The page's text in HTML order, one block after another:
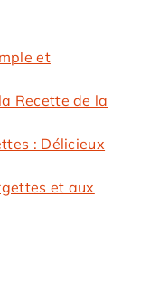
et
Recette de la
: Délicieux
et aux